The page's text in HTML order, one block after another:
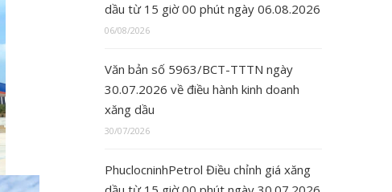
dầu từ 15 giờ 00 phút ngày 06.08.2026
06/08/2026
Văn bản số 5963/BCT-TTTN ngày
30.07.2026 về điều hành kinh doanh
xăng dầu
30/07/2026
PhuclocninhPetrol Điều chỉnh giá xăng